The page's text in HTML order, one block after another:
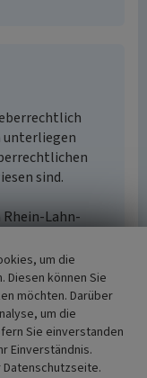
unterliegen
sind.
Rhein-Lahn-
URL:
SWB-
um die
können Sie
möchten. Darüber
um die
Sie einverstanden
Einverständnis.